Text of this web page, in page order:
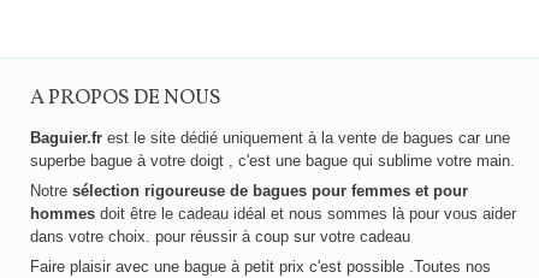
A PROPOS DE NOUS
Baguier.fr est le site dédié uniquement à la vente de bagues car une
superbe bague à votre doigt , c'est une bague qui sublime votre main.
Notre sélection rigoureuse de bagues pour femmes et pour
hommes doit être le cadeau idéal et nous sommes là pour vous aider
dans votre choix. pour réussir à coup sur votre cadeau
Faire plaisir avec une bague à petit prix c'est possible .Toutes nos